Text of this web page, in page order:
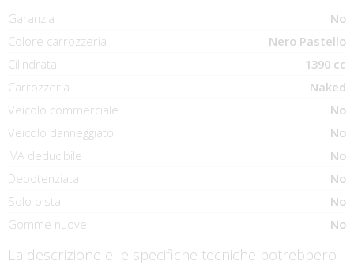
Garanzia
No
Colore carrozzeria
Nero Pastello
Cilindrata
1390 cc
Carrozzeria
Naked
Veicolo commerciale
No
Veicolo danneggiato
No
IVA deducibile
No
Depotenziata
No
Solo pista
No
Gomme nuove
No
La descrizione e le specifiche tecniche potrebbero